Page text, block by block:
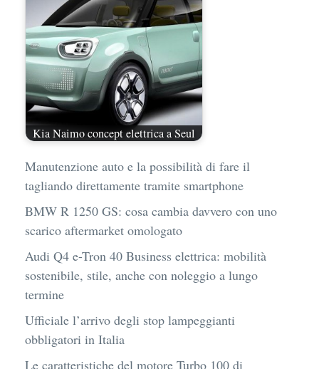
Kia Naimo concept elettrica a Seul
Manutenzione auto e la possibilità di fare il
tagliando direttamente tramite smartphone
BMW R 1250 GS: cosa cambia davvero con uno
scarico aftermarket omologato
Audi Q4 e-Tron 40 Business elettrica: mobilità
sostenibile, stile, anche con noleggio a lungo
termine
Ufficiale l’arrivo degli stop lampeggianti
obbligatori in Italia
Le caratteristiche del motore Turbo 100 di